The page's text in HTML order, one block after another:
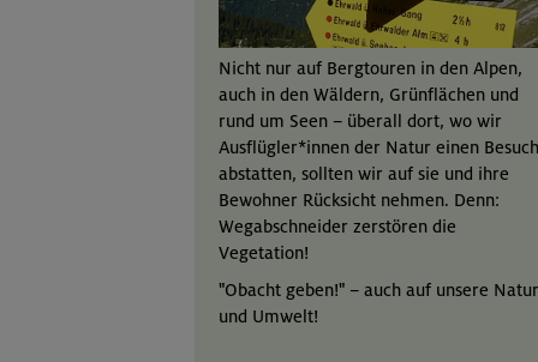
Nicht nur auf Bergtouren in den Alpen,
auch in den Wäldern, Grünflächen und
rund um Seen – überall dort, wo wir
Ausflügler*innen der Natur einen Besuch
abstatten, sollten wir auf sie und ihre
Bewohner Rücksicht nehmen. Denn:
Wegabschneider zerstören die
Vegetation!
"Obacht geben!" – auch auf unsere Natur
und Umwelt!